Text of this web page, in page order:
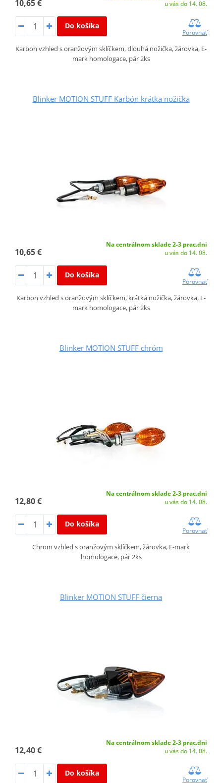
10,65 €
u vás do 14. 08.
Do košíka
Porovnať
Karbon vzhled s oranžovým sklíčkem, dlouhá nožička, žárovka, E-
mark homologace, pár 2ks
Blinker MOTION STUFF Karbón krátka nožička
10,65 €
Na centrálnom sklade 2-3 prac.dni
u vás do 14. 08.
Do košíka
Porovnať
Karbon vzhled s oranžovým sklíčkem, krátká nožička, žárovka, E-
mark homologace, pár 2ks
Blinker MOTION STUFF chróm
12,80 €
Na centrálnom sklade 2-3 prac.dni
u vás do 14. 08.
Do košíka
Porovnať
Chrom vzhled s oranžovým sklíčkem, žárovka, E-mark
homologace, pár 2ks
Blinker MOTION STUFF čierna
12,40 €
Na centrálnom sklade 2-3 prac.dni
u vás do 14. 08.
Do košíka
Porovnať